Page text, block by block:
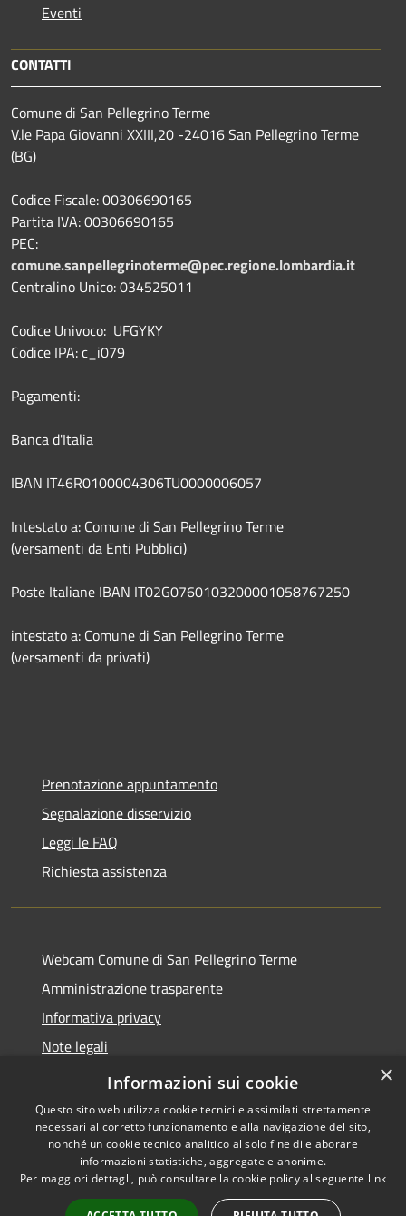
Eventi
CONTATTI
Comune di San Pellegrino Terme
V.le Papa Giovanni XXIII,20 -24016 San Pellegrino Terme
(BG)
Codice Fiscale: 00306690165
Partita IVA: 00306690165
PEC:
comune.sanpellegrinoterme@pec.regione.lombardia.it
Centralino Unico: 034525011
Codice Univoco: UFGYKY
Codice IPA: c_i079
Pagamenti:
Banca d'Italia
IBAN IT46R0100004306TU0000006057
Intestato a: Comune di San Pellegrino Terme
(versamenti da Enti Pubblici)
Poste Italiane IBAN IT02G0760103200001058767250
intestato a: Comune di San Pellegrino Terme
(versamenti da privati)
Prenotazione appuntamento
Segnalazione disservizio
Leggi le FAQ
Richiesta assistenza
Webcam Comune di San Pellegrino Terme
Amministrazione trasparente
Informativa privacy
Note legali
Dichiarazione di accessibilità
Accessibilità
Copyright © 2026 • Comune di
San Pellegrino Terme •
Powered byMunicipium
×
Informazioni sui cookie
Questo sito web utilizza cookie tecnici e assimilati strettamente
necessari al corretto funzionamento e alla navigazione del sito,
nonché un cookie tecnico analitico al solo fine di elaborare
informazioni statistiche, aggregate e anonime.
Per maggiori dettagli, può consultare la cookie policy al seguente link